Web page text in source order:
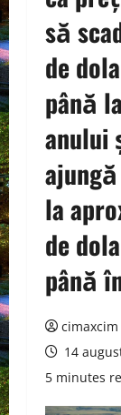
să
de
până
anului
la
de
până
cimaxcim
14
5 minutes